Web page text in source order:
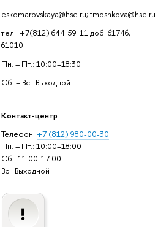
eskomarovskaya@hse.ru; tmoshkova@hse.ru
тел.: +7(812) 644-59-11 доб. 61746,
61010
Пн. – Пт.: 10:00–18:30
Сб. – Вс.: Выходной
Контакт-центр
Телефон: +7 (812) 980-00-30
Пн. – Пт.: 10:00–18:00
Сб.: 11:00-17:00
Вс.: Выходной